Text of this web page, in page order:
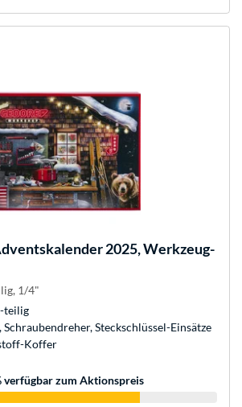
2025, Werkzeug-
1/4"
teilig
Steckschlüssel-Einsätze
Koffer
verfügbar zum Aktionspreis